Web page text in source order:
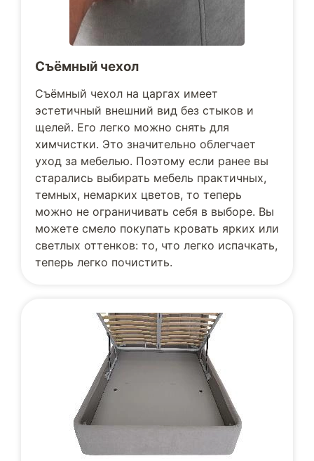
Съёмный чехол
Съёмный чехол на царгах имеет
эстетичный внешний вид без стыков и
щелей. Его легко можно снять для
химчистки. Это значительно облегчает
уход за мебелью. Поэтому если ранее вы
старались выбирать мебель практичных,
темных, немарких цветов, то теперь
можно не ограничивать себя в выборе. Вы
можете смело покупать кровать ярких или
светлых оттенков: то, что легко испачкать,
теперь легко почистить.